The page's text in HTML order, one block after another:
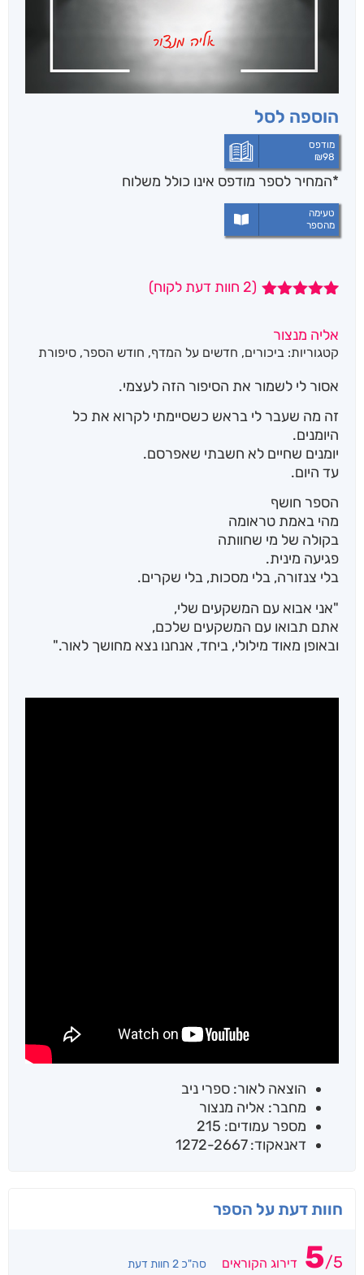
הוספה לסל
מודפס
₪98
*המחיר לספר מודפס אינו כולל משלוח
טעימה
מהספר
מבוסס על
דירוגים של
(
2 חוות דעת לקוח)
אליה מנצור
קטגוריות: ביכורים, חדשים על המדף, חודש הספר, סיפורת
אסור לי לשמור את הסיפור הזה לעצמי.
זה מה שעבר לי בראש כשסיימתי לקרוא את כל
היומנים.
יומנים שחיים לא חשבתי שאפרסם.
עד היום.
הספר חושף
מהי באמת טראומה
בקולה של מי שחוותה
פגיעה מינית.
בלי צנזורה, בלי מסכות, בלי שקרים.
"אני אבוא עם המשקעים שלי,
אתם תבואו עם המשקעים שלכם,
ובאופן מאוד מילולי, ביחד, אנחנו נצא מחושך לאור."
הוצאה לאור: ספרי ניב
מחבר: אליה מנצור
מספר עמודים: 215
דאנאקוד: 1272-2667
חוות דעת על הספר
5/5 דירוג הקוראים סה"כ 2 חוות דעת